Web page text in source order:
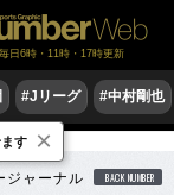
毎日6時・11時・17時更新
#Jリーグ #中村剛也
ジャーナル BACK NUMBER
す ×